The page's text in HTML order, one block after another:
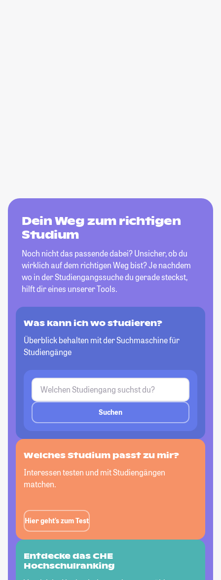
Dein Weg zum richtigen
Studium
Noch nicht das passende dabei? Unsicher, ob du
wirklich auf dem richtigen Weg bist? Je nachdem
wo in der Studiengangssuche du gerade steckst,
hilft dir eines unserer Tools.
Was kann ich wo studieren?
Überblick behalten mit der Suchmaschine für
Studiengänge
Suchen
Welches Studium passtzu mir?
Interessen testen und mit Studiengängen
matchen.
Hier geht’s zum Test
Entdecke das CHE
Hochschulranking